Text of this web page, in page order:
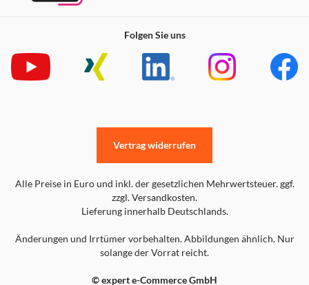
Folgen Sie uns
Alle Preise in Euro und inkl. der gesetzlichen Mehrwertsteuer. ggf.
zzgl. Versandkosten.
Lieferung innerhalb Deutschlands.
Änderungen und Irrtümer vorbehalten. Abbildungen ähnlich. Nur
solange der Vorrat reicht.
© expert e-Commerce GmbH
Vertrag widerrufen